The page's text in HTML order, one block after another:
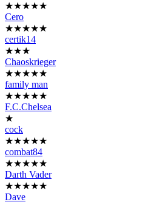
★★★★★
Cero
★★★★★
certik14
★★★
Chaoskrieger
★★★★★
family man
★★★★★
F.C.Chelsea
★
cock
★★★★★
combat84
★★★★★
Darth Vader
★★★★★
Dave